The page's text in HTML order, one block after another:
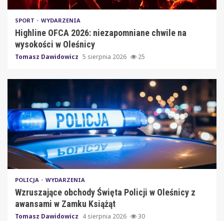
SPORT WYDARZENIA
Highline OFCA 2026: niezapomniane chwile na
wysokości w Oleśnicy
Tomasz Dawidowicz 5 sierpnia 2026 25
POLICJA WYDARZENIA
Wzruszające obchody Święta Policji w Oleśnicy z
awansami w Zamku Książąt
Tomasz Dawidowicz 4 sierpnia 2026 30